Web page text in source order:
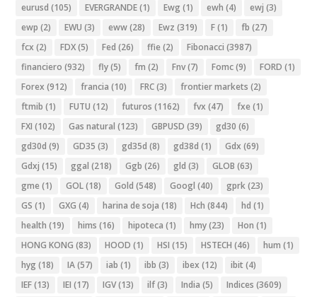
eurusd (105) EVERGRANDE(1) Ewg (1) ewh (4) ewj (3)
ewp (2) EWU (3) eww(28) Ewz (319) F(1) fb (27)
fcx (2) FDX(5) Fed (26) ffie (2) Fibonacci (3987)
financiero (932) fly(5) fm (2) Fnv(7) Fomc(9) FORD (1)
Forex (912) francia (10) FRC(3) frontier markets (2)
ftmib (1) FUTU (12) futuros (1162) fvx (47) fxe (1)
FXI (102) Gas natural (123) GBPUSD (39) gd30 (6)
gd30d (9) GD35 (3) gd35d (8) gd38d (1) Gdx (69)
Gdxj (15) ggal (218) Ggb (26) gld (3) GLOB (63)
gme (1) GOL(18) Gold (548) Googl (40) gprk(23)
GS (1) GXG (4) harina de soja (18) Hch (844) hd (1)
health (19) hims (16) hipoteca (1) hmy(23) Hon (1)
HONG KONG (83) HOOD (1) HSI (15) HSTECH (46) hum (1)
hyg (18) IA(57) iab (1) ibb (3) ibex (12) ibit (4)
IEF(13) IEI (17) IGV(13) ilf(3) India (5) Indices (3609)